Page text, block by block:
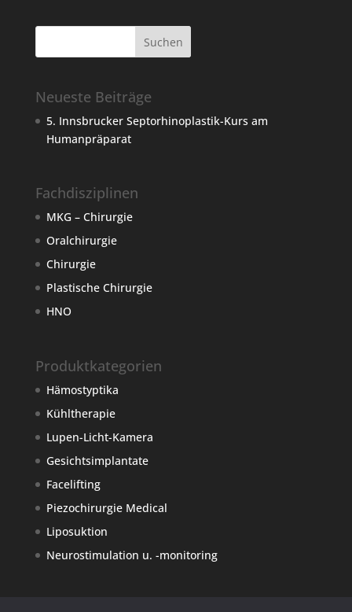
Neueste Beiträge
5. Innsbrucker Septorhinoplastik-Kurs am
Humanpräparat
Fachdisziplinen
MKG – Chirurgie
Oralchirurgie
Chirurgie
Plastische Chirurgie
HNO
Produktkategorien
Hämostyptika
Kühltherapie
Lupen-Licht-Kamera
Gesichtsimplantate
Facelifting
Piezochirurgie Medical
Liposuktion
Neurostimulation u. -monitoring